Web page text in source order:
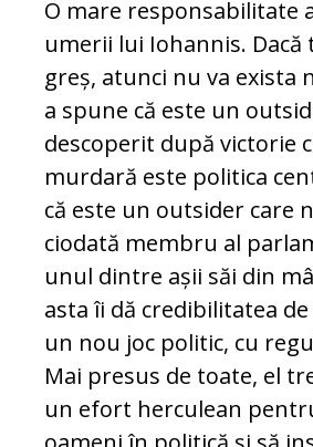
O mare responsabilitate
umerii lui Iohannis. Dacă
greș, atunci nu va exista
a spune că este un
descoperit după vic­to­rie
murdară este politica
că este un outsider care
ciodată membru al
unul dintre așii săi din
asta îi dă credibilitatea
un nou joc politic, cu
Mai presus de toate, el
un efort herculean